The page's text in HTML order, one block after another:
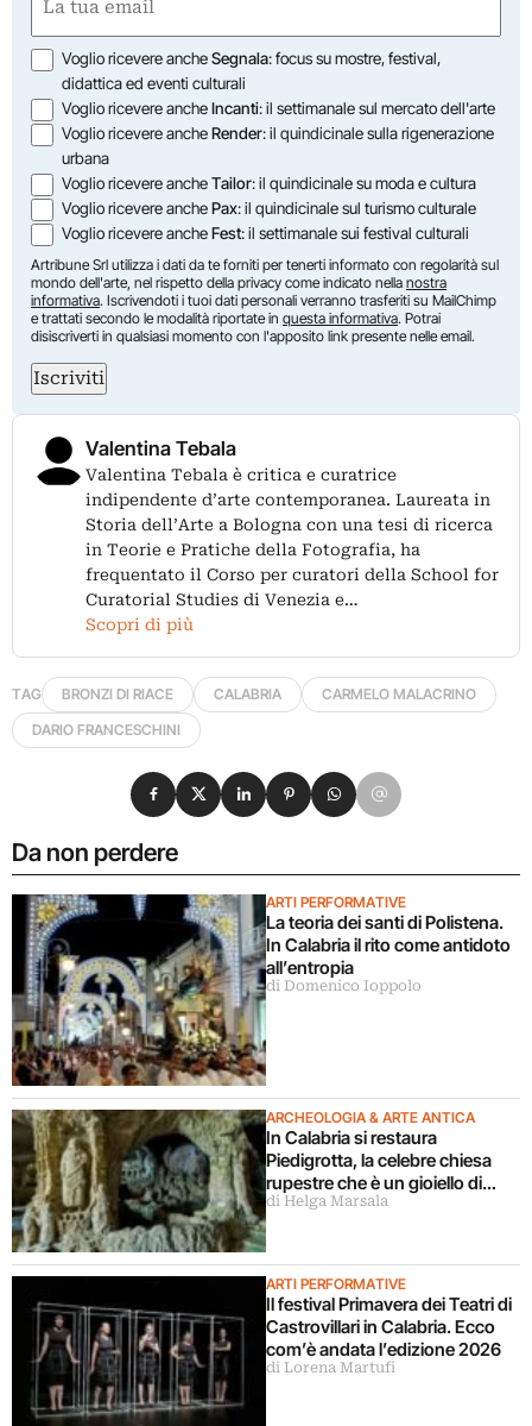
(Obbligatorio)
Opzioni
Voglio ricevere ancheSegnala: focus su mostre, festival,
didattica ed eventi culturali
Voglio ricevere ancheIncanti: il settimanale sul mercato dell'arte
Voglio ricevere ancheRender: il quindicinale sulla rigenerazione
urbana
Voglio ricevere ancheTailor: il quindicinale su moda e cultura
Voglio ricevere anchePax: il quindicinale sul turismo culturale
Voglio ricevere ancheFest: il settimanale sui festival culturali
Artribune Srl utilizza i dati da te forniti per tenerti informato con regolarità sul
mondo dell'arte, nel rispetto della privacy come indicato nella nostra
informativa. Iscrivendoti i tuoi dati personali verranno trasferiti su MailChimp
e trattati secondo le modalità riportate in questa informativa. Potrai
disiscriverti in qualsiasi momento con l'apposito link presente nelle email.
Iscriviti
Valentina Tebala
Valentina Tebala è critica e curatrice
indipendente d’arte contemporanea. Laureata in
Storia dell’Arte a Bologna con una tesi di ricerca
in Teorie e Pratiche della Fotografia, ha
frequentato il Corso per curatori della School for
Curatorial Studies di Venezia e…
Scopri di più
TAG BRONZI DI RIACE CALABRIA
CARMELO MALACRINO
DARIO FRANCESCHINI
Da non perdere
ARTI PERFORMATIVE
La teoria dei santi di Polistena.
In Calabria il rito come antidoto
all’entropia
di Domenico Ioppolo
ARCHEOLOGIA & ARTE ANTICA
In Calabria si restaura
Piedigrotta, la celebre chiesa
rupestre che è un gioiello di
outsider art
di Helga Marsala
ARTI PERFORMATIVE
Il festival Primavera dei Teatri di
Castrovillari in Calabria. Ecco
com’è andata l’edizione 2026
di Lorena Martufi
Condividi su Facebook
Condividi su X
Condividi su LinkedIn
Condividi su Pinterest
Condividi su WhatsApp
Condividi su Email